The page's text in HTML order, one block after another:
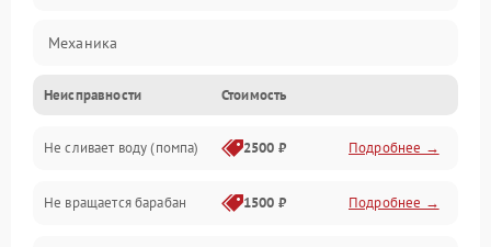
Механика
Электропитание
Водоснабжение
Слив
Неисправности Стоимость
Не сливает воду (помпа) 2500 ₽ Подробнее →
Не вращается барабан 1500 ₽ Подробнее →